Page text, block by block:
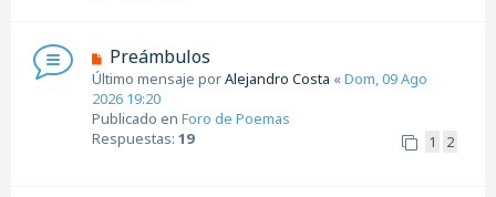
s
a
j
e
N
u
e
v
o
Preámbulos
Último mensaje porAlejandro Costa «Dom, 09 Ago
2026 19:20
Publicado en Foro de Poemas
Respuestas: 19 1 2